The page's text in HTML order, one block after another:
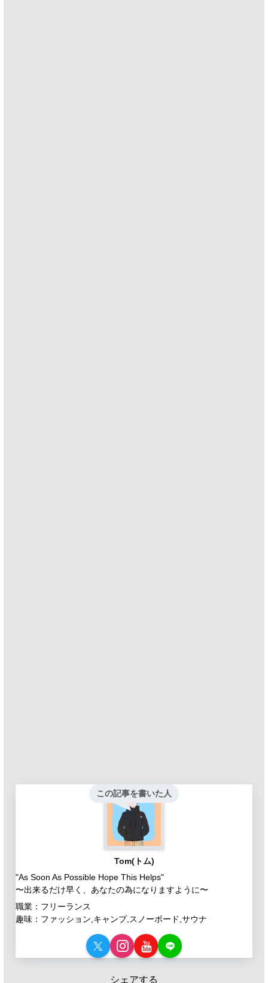
この記事を書いた人
Tom(トム)
"As Soon As Possible Hope This Helps"
〜出来るだけ早く、あなたの為になりますように〜
職業：フリーランス
趣味：ファッション,キャンプ,スノーボード,サウナ
シェアする